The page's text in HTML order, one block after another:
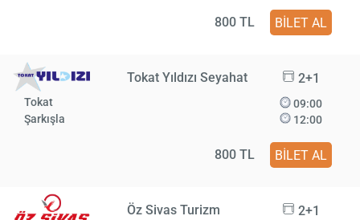
800 TL BİLET AL
Tokat Yıldızı Seyahat 2+1
Tokat
Şarkışla
09:00
12:00
800 TL BİLET AL
Öz Sivas Turizm 2+1